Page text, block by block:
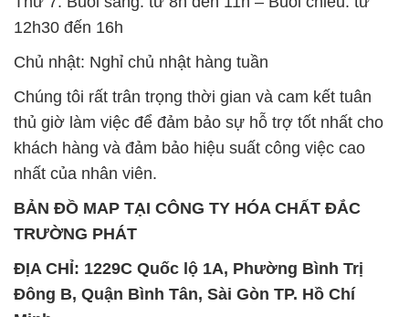
thủ giờ làm việc để đảm bảo sự hỗ trợ tốt nhất cho
khách hàng và đảm bảo hiệu suất công việc cao
nhất của nhân viên.
BẢN ĐỒ MAP TẠI CÔNG TY HÓA CHẤT ĐẮC
TRƯỜNG PHÁT
ĐỊA CHỈ: 1229C Quốc lộ 1A, Phường Bình Trị
Đông B, Quận Bình Tân, Sài Gòn TP. Hồ Chí
Minh